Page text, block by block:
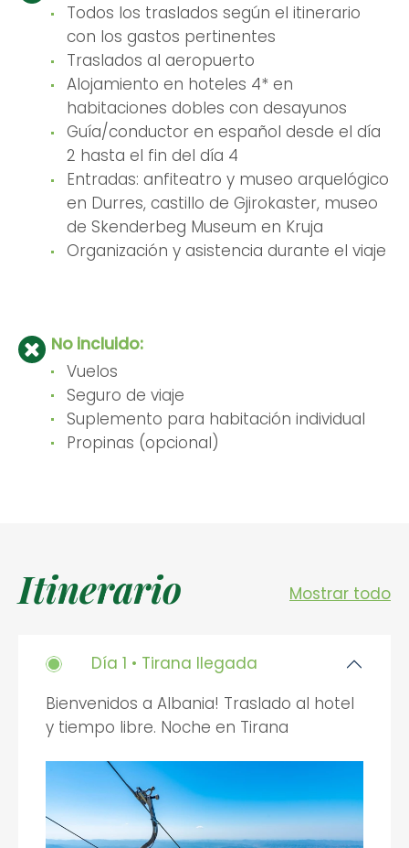
Todos los traslados según el itinerario
con los gastos pertinentes
Traslados al aeropuerto
Alojamiento en hoteles 4* en
habitaciones dobles con desayunos
Guía/conductor en español desde el día
2 hasta el fin del día 4
Entradas: anfiteatro y museo arquelógico
en Durres, castillo de Gjirokaster, museo
de Skenderbeg Museum en Kruja
Organización y asistencia durante el viaje
No incluido:
Vuelos
Seguro de viaje
Suplemento para habitación individual
Propinas (opcional)
Itinerario Mostrar todo
Día 1 • Tirana llegada
Bienvenidos a Albania! Traslado al hotel
y tiempo libre. Noche en Tirana